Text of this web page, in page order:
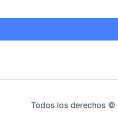
Todos los derechos ©